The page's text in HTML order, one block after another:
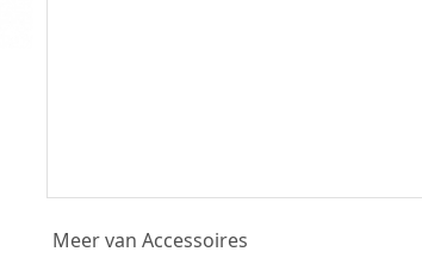
Meer van Accessoires